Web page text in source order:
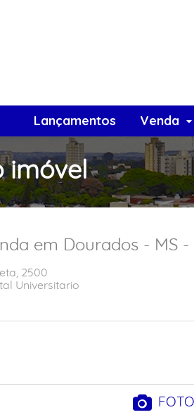
Lançamentos Venda
imóvel
em Dourados - MS
2500
Universitario